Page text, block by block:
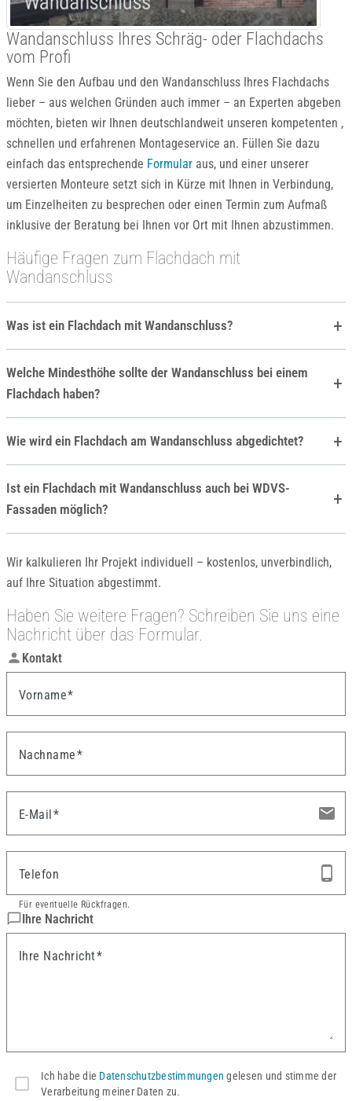
Wandanschluss Ihres Schräg- oder Flachdachs
vom Profi
Wenn Sie den Aufbau und den Wandanschluss Ihres Flachdachs
lieber – aus welchen Gründen auch immer – an Experten abgeben
möchten, bieten wir Ihnen deutschlandweit unseren kompetenten ,
schnellen und erfahrenen Montageservice an. Füllen Sie dazu
einfach das entsprechende Formular aus, und einer unserer
versierten Monteure setzt sich in Kürze mit Ihnen in Verbindung,
um Einzelheiten zu besprechen oder einen Termin zum Aufmaß
inklusive der Beratung bei Ihnen vor Ort mit Ihnen abzustimmen.
Häufige Fragen zum Flachdach mit
Wandanschluss
Was ist ein Flachdach mit Wandanschluss?
Welche Mindesthöhe sollte der Wandanschluss bei einem
Flachdach haben?
Wie wird ein Flachdach am Wandanschluss abgedichtet?
Ist ein Flachdach mit Wandanschluss auch bei WDVS-
Fassaden möglich?
Wir kalkulieren Ihr Projekt individuell – kostenlos, unverbindlich,
auf Ihre Situation abgestimmt.
Haben Sie weitere Fragen? Schreiben Sie uns eine
Nachricht über das Formular.
person Kontakt
Vorname
Nachname
E-Mail email
Telefon phone_android
Für eventuelle Rückfragen.
chat_bubble_outlineIhre Nachricht
Ihre Nachricht
Ich habe die Datenschutzbestimmungen gelesen und stimme der
Verarbeitung meiner Daten zu.